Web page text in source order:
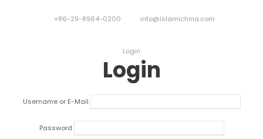
+86-29-8964-0200 info@islamichina.com
Login
Login
Username or E-Mail
Password